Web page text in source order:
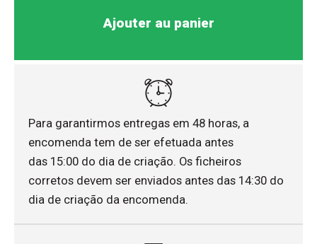
Ajouter au panier
Para garantirmos entregas em 48 horas, a
encomenda tem de ser efetuada antes
das 15:00 do dia de criação. Os ficheiros
corretos devem ser enviados antes das 14:30 do
dia de criação da encomenda.